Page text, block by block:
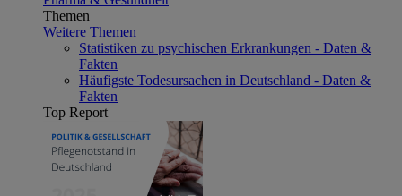
Themen
Weitere Themen
Statistiken zu psychischen Erkrankungen - Daten &
Fakten
Häufigste Todesursachen in Deutschland - Daten &
Fakten
Top Report